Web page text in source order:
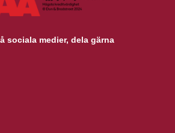
sociala medier, dela gärna